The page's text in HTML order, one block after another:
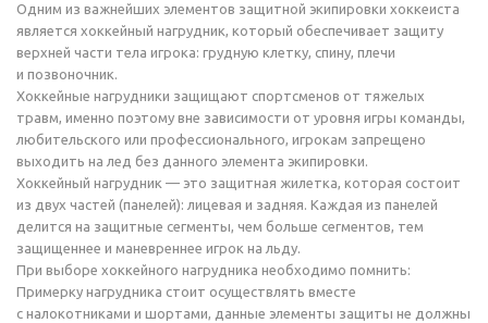
Одним из важнейших элементов защитной экипировки хоккеиста
является хоккейный нагрудник, который обеспечивает защиту
верхней части тела игрока: грудную клетку, спину, плечи
и позвоночник.
Хоккейные нагрудники защищают спортсменов от тяжелых
травм, именно поэтому вне зависимости от уровня игры команды,
любительского или профессионального, игрокам запрещено
выходить на лед без данного элемента экипировки.
Хоккейный нагрудник — это защитная жилетка, которая состоит
из двух частей (панелей): лицевая и задняя. Каждая из панелей
делится на защитные сегменты, чем больше сегментов, тем
защищеннее и маневреннее игрок на льду.
При выборе хоккейного нагрудника необходимо помнить:
Примерку нагрудника стоит осуществлять вместе
с налокотниками и шортами, данные элементы защиты не должны